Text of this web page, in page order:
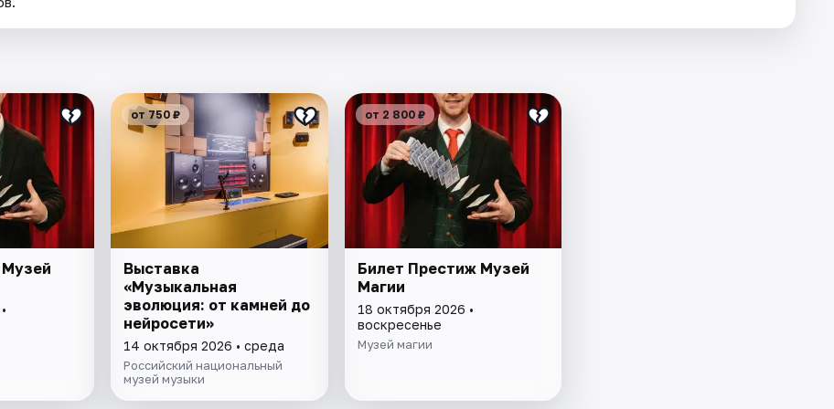
от 750 ₽
Выставка
«Музыкальная
эволюция: от камней до
нейросети»
14 октября 2026 • среда
Российский национальный
музей музыки
от 2 800 ₽
Билет Престиж Музей
Магии
18 октября 2026 •
воскресенье
Музей магии